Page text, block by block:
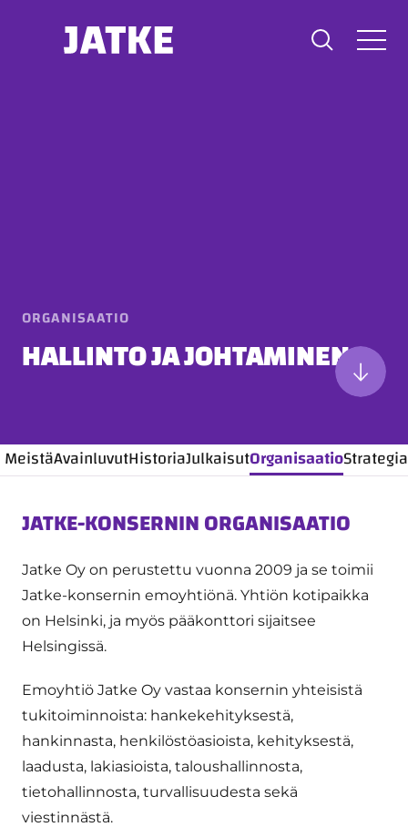
ORGANISAATIO
HALLINTO JA JOHTAMINEN
MeistäAvainluvutHistoriaJulkaisutOrganisaatioStrategia
JATKE-KONSERNIN ORGANISAATIO
Jatke Oy on perustettu vuonna 2009 ja se toimii
Jatke-konsernin emoyhtiönä. Yhtiön kotipaikka
on Helsinki, ja myös pääkonttori sijaitsee
Helsingissä.
Emoyhtiö Jatke Oy vastaa konsernin yhteisistä
tukitoiminnoista: hankekehityksestä,
hankinnasta, henkilöstöasioista, kehityksestä,
laadusta, lakiasioista, taloushallinnosta,
tietohallinnosta, turvallisuudesta sekä
viestinnästä.